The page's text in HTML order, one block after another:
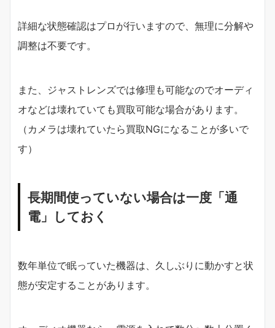
詳細な状態確認はプロが行いますので、無理に分解や
調整は不要です。
また、ジャストレンズでは修理も可能なのでオーディ
オなどは壊れていても買取可能な場合があります。
（カメラは壊れていたら買取NGになることが多いで
す）
長期間使っていない場合は一度「通
電」しておく
数年単位で眠っていた機器は、久しぶりに動かすと状
態が安定することがあります。